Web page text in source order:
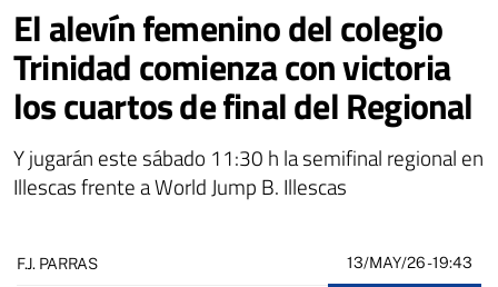
El alevín femenino del colegio
Trinidad comienza con victoria
los cuartos de final del Regional
Y jugarán este sábado 11:30 h la semifinal regional en
Illescas frente a World Jump B. Illescas
F.J. PARRAS 13/MAY/26- 19:43